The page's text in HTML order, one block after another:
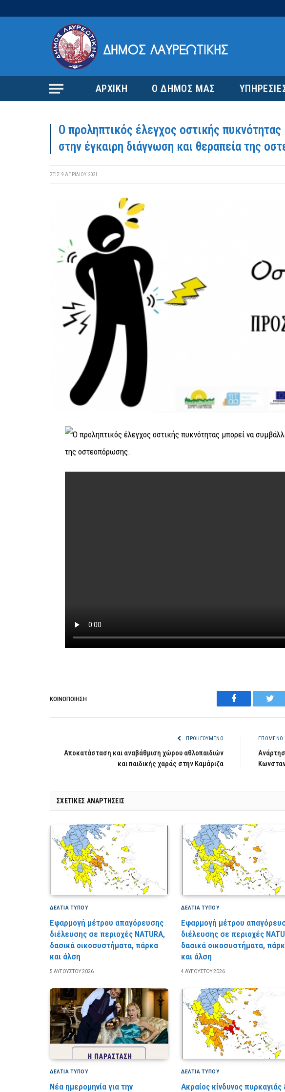
ΑΡΧΙΚΗ Ο ΔΗΜΟΣ ΜΑΣ
Ο προληπτικός έλεγχος οστικής
στην έγκαιρη διάγνωση και θεραπεία της
ΣΤΙΣ 9 ΑΠΡΙΛΊΟΥ 2021
ΚΟΙΝΟΠΟΊΗΣΗ
Facebook
ΠΡΟΗΓΟΎΜΕΝΟ
Αποκατάσταση και αναβάθμιση χώρου αθλοπαιδιών
και παιδικής χαράς στην Καμάριζα
ΕΠΌΜΕΝΟ
ΣΧΕΤΙΚΈΣ ΑΝΑΡΤΉΣΕΙΣ
ΔΕΛΤΙΑ ΤΥΠΟΥ
Εφαρμογή μέτρου απαγόρευσης
διέλευσης σε περιοχές NATURA,
δασικά οικοσυστήματα, πάρκα
και άλση
5 ΑΥΓΟΎΣΤΟΥ 2026
ΔΕΛΤΙΑ ΤΥΠΟΥ
Εφαρμογή μέτρου
διέλευσης σε περιοχές
δασικά οικοσυστήματα,
και άλση
4 ΑΥΓΟΎΣΤΟΥ 2026
ΔΕΛΤΙΑ ΤΥΠΟΥ
Νέα ημερομηνία για την
ΔΕΛΤΙΑ ΤΥΠΟΥ
Ακραίος κίνδυνος πυρκαγιάς